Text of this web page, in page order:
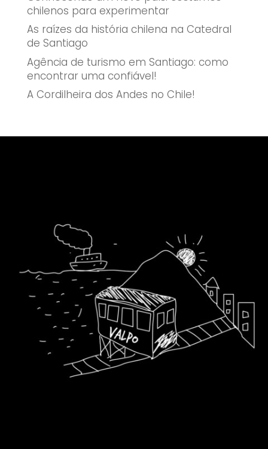
chilenos para experimentar
As raízes da história chilena na Catedral
de Santiago
Agência de turismo em Santiago: como
encontrar uma confiável!
A Cordilheira dos Andes no Chile!